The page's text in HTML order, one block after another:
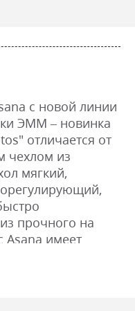
с новой линии
ЭММ – новинка
отличается от
чехлом из
мягкий,
прочного на
Asana имеет